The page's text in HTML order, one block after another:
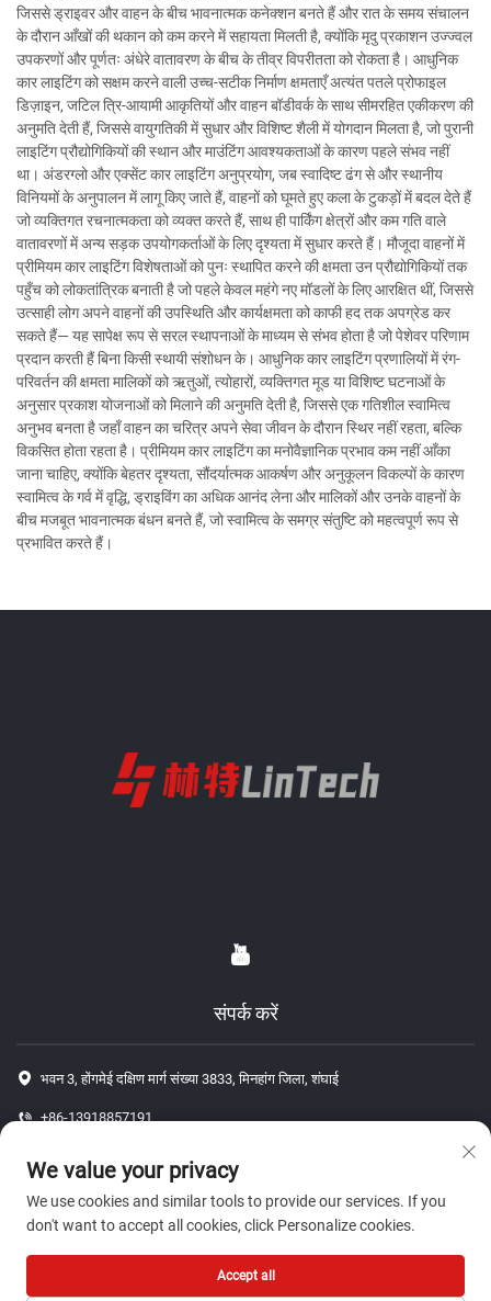
जिससे ड्राइवर और वाहन के बीच भावनात्मक कनेक्शन बनते हैं और रात के समय संचालन
के दौरान आँखों की थकान को कम करने में सहायता मिलती है, क्योंकि मृदु प्रकाशन उज्ज्वल
उपकरणों और पूर्णतः अंधेरे वातावरण के बीच के तीव्र विपरीतता को रोकता है। आधुनिक
कार लाइटिंग को सक्षम करने वाली उच्च-सटीक निर्माण क्षमताएँ अत्यंत पतले प्रोफाइल
डिज़ाइन, जटिल त्रि-आयामी आकृतियों और वाहन बॉडीवर्क के साथ सीमरहित एकीकरण की
अनुमति देती हैं, जिससे वायुगतिकी में सुधार और विशिष्ट शैली में योगदान मिलता है, जो पुरानी
लाइटिंग प्रौद्योगिकियों की स्थान और माउंटिंग आवश्यकताओं के कारण पहले संभव नहीं
था। अंडरग्लो और एक्सेंट कार लाइटिंग अनुप्रयोग, जब स्वादिष्ट ढंग से और स्थानीय
विनियमों के अनुपालन में लागू किए जाते हैं, वाहनों को घूमते हुए कला के टुकड़ों में बदल देते हैं
जो व्यक्तिगत रचनात्मकता को व्यक्त करते हैं, साथ ही पार्किंग क्षेत्रों और कम गति वाले
वातावरणों में अन्य सड़क उपयोगकर्ताओं के लिए दृश्यता में सुधार करते हैं। मौजूदा वाहनों में
प्रीमियम कार लाइटिंग विशेषताओं को पुनः स्थापित करने की क्षमता उन प्रौद्योगिकियों तक
पहुँच को लोकतांत्रिक बनाती है जो पहले केवल महंगे नए मॉडलों के लिए आरक्षित थीं, जिससे
उत्साही लोग अपने वाहनों की उपस्थिति और कार्यक्षमता को काफी हद तक अपग्रेड कर
सकते हैं— यह सापेक्ष रूप से सरल स्थापनाओं के माध्यम से संभव होता है जो पेशेवर परिणाम
प्रदान करती हैं बिना किसी स्थायी संशोधन के। आधुनिक कार लाइटिंग प्रणालियों में रंग-
परिवर्तन की क्षमता मालिकों को ऋतुओं, त्योहारों, व्यक्तिगत मूड या विशिष्ट घटनाओं के
अनुसार प्रकाश योजनाओं को मिलाने की अनुमति देती है, जिससे एक गतिशील स्वामित्व
अनुभव बनता है जहाँ वाहन का चरित्र अपने सेवा जीवन के दौरान स्थिर नहीं रहता, बल्कि
विकसित होता रहता है। प्रीमियम कार लाइटिंग का मनोवैज्ञानिक प्रभाव कम नहीं आँका
जाना चाहिए, क्योंकि बेहतर दृश्यता, सौंदर्यात्मक आकर्षण और अनुकूलन विकल्पों के कारण
स्वामित्व के गर्व में वृद्धि, ड्राइविंग का अधिक आनंद लेना और मालिकों और उनके वाहनों के
बीच मजबूत भावनात्मक बंधन बनते हैं, जो स्वामित्व के समग्र संतुष्टि को महत्वपूर्ण रूप से
प्रभावित करते हैं।
संपर्क करें
भवन 3, होंगमेई दक्षिण मार्ग संख्या 3833, मिनहांग जिला, शंघाई
+86-13918857191
[email protected]
कॉपीराइट © 2026 शंघाई जे पी ऑटो पार्ट्स कंपनी, लिमिटेड। सर्वाधिकार सुरक्षित।-गोपनीयता
नीति
We value your privacy
We use cookies and similar tools to provide our services. If you
don't want to accept all cookies, click Personalize cookies.
Accept all